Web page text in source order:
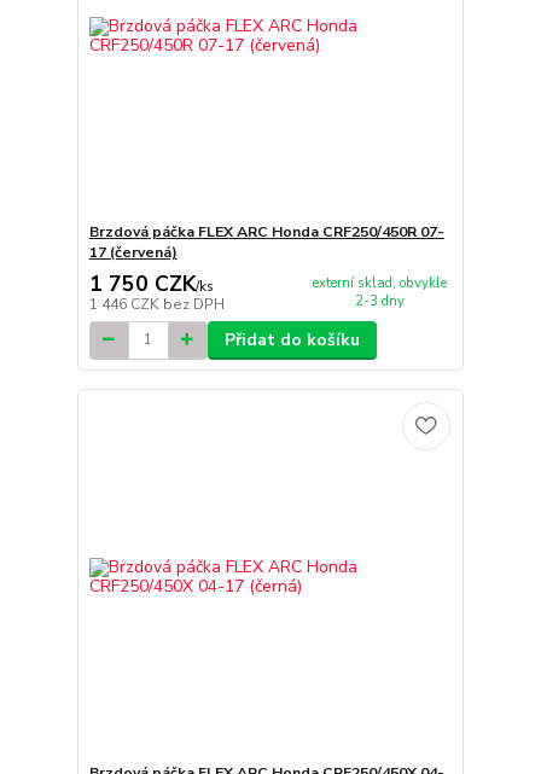
Brzdová páčka FLEX ARC Honda CRF250/450R 07-
17 (červená)
1 750 CZK/ks
1 446 CZK bez DPH
externí sklad, obvykle
2-3 dny
Přidat do košíku